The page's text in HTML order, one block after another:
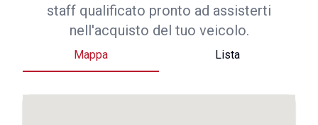
staff qualificato pronto ad assisterti
nell'acquisto del tuo veicolo.
Mappa Lista